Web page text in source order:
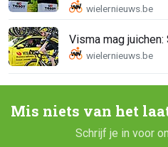
Visma mag
Mis niets van het
Schrijf je in voor